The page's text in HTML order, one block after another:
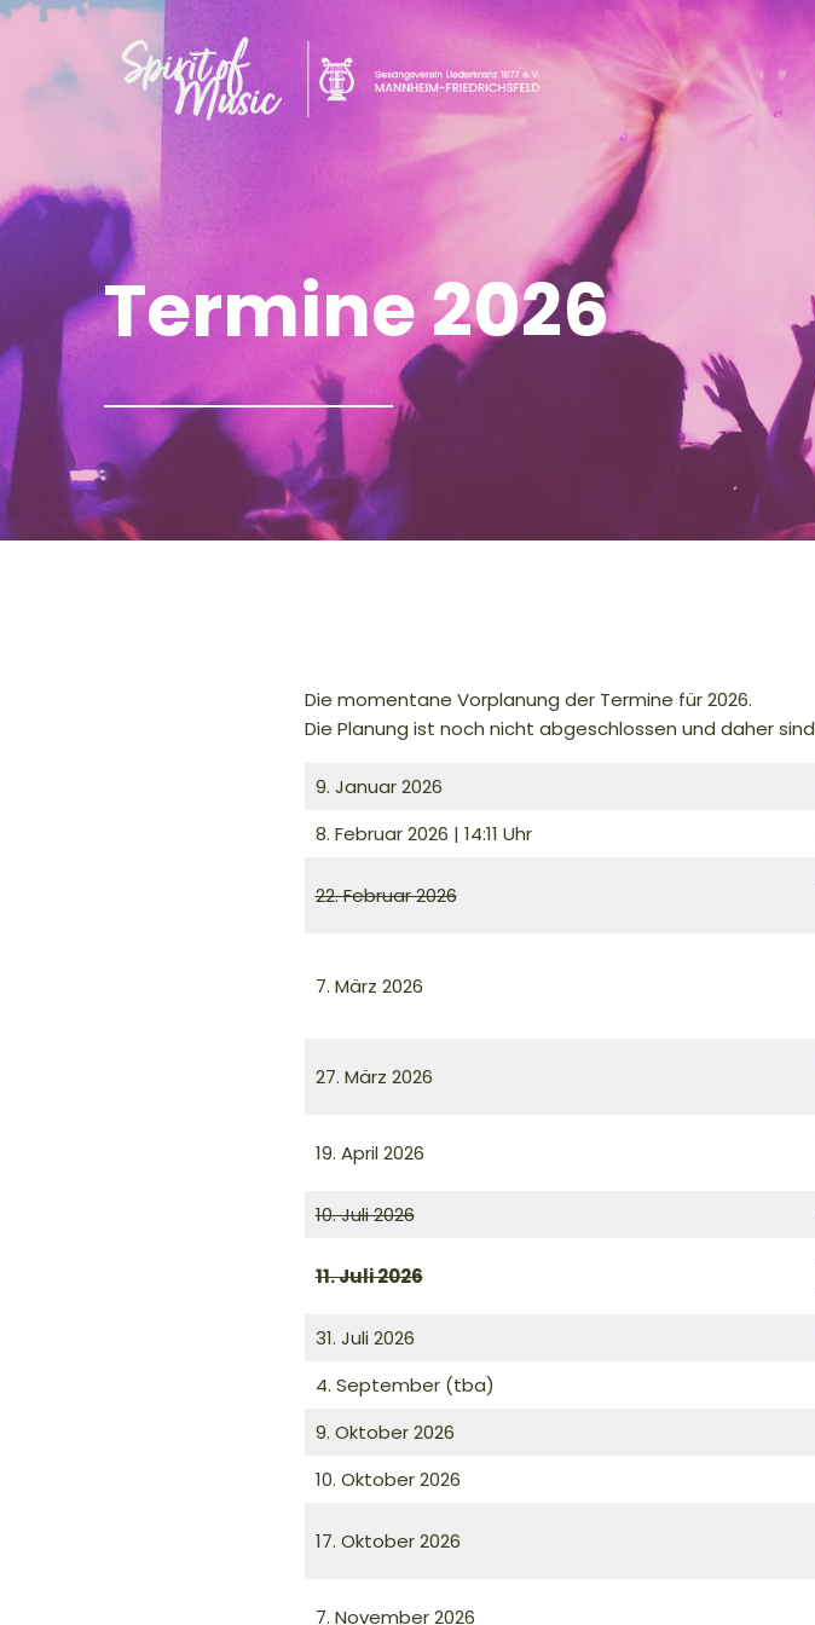
Termine 2026
Die momentane Vorplanung der Termine für 2026.
Die Planung ist noch nicht abgeschlossen und daher sind
9. Januar 2026
8. Februar 2026 | 14:11 Uhr
22. Februar 2026
7. März 2026
27. März 2026
19. April 2026
10. Juli 2026
11. Juli 2026
31. Juli 2026
4. September (tba)
9. Oktober 2026
10. Oktober 2026
17. Oktober 2026
7. November 2026